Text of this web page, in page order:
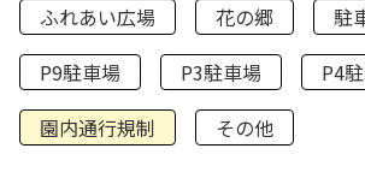
ふれあい広場
花の郷
駐
P9駐車場
P3駐車場
P4
園内通行規制
その他